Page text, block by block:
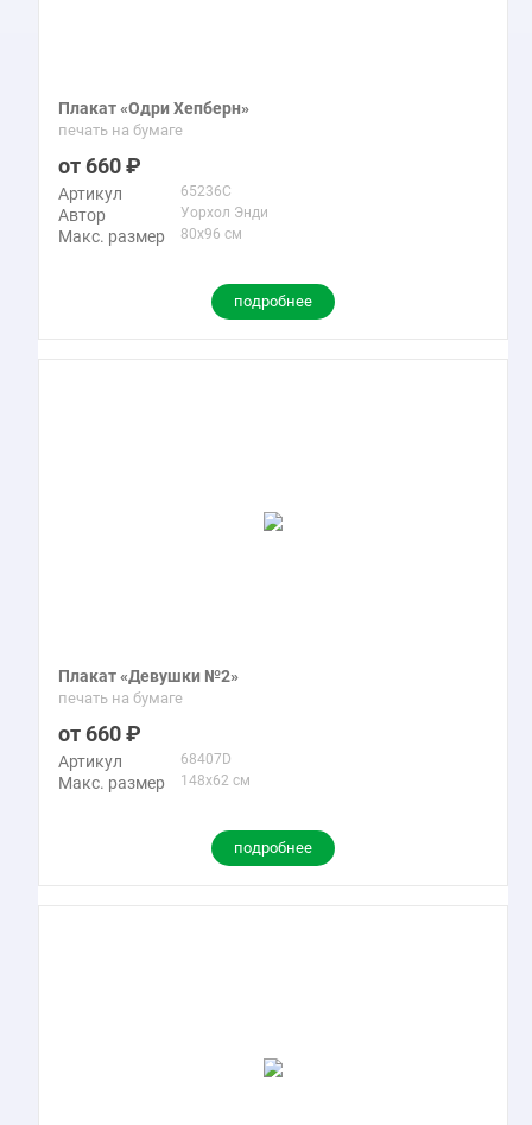
Плакат «Одри Хепберн»
печать на бумаге
660
Артикул 65236C
Автор Уорхол Энди
Макс. размер 80x96 см
подробнее
Плакат «Девушки №2»
печать на бумаге
660
Артикул 68407D
Макс. размер 148x62 см
подробнее